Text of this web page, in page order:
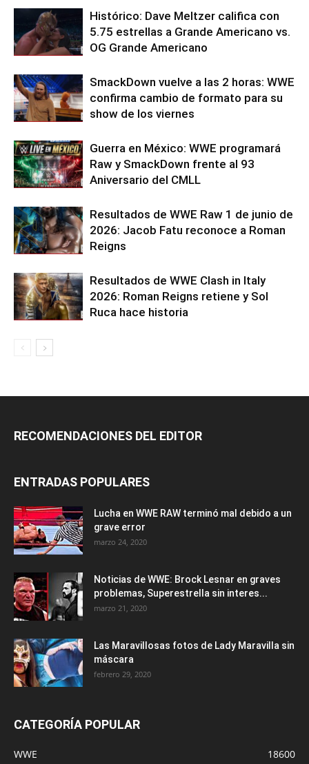
Histórico: Dave Meltzer califica con
5.75 estrellas a Grande Americano vs.
OG Grande Americano
SmackDown vuelve a las 2 horas: WWE
confirma cambio de formato para su
show de los viernes
Guerra en México: WWE programará
Raw y SmackDown frente al 93
Aniversario del CMLL
Resultados de WWE Raw 1 de junio de
2026: Jacob Fatu reconoce a Roman
Reigns
Resultados de WWE Clash in Italy
2026: Roman Reigns retiene y Sol
Ruca hace historia
RECOMENDACIONES DEL EDITOR
ENTRADAS POPULARES
Lucha en WWE RAW terminó mal debido a un
grave error
marzo 24, 2020
Noticias de WWE: Brock Lesnar en graves
problemas, Superestrella sin interes...
marzo 21, 2020
Las Maravillosas fotos de Lady Maravilla sin
máscara
febrero 29, 2020
CATEGORÍA POPULAR
WWE
18600